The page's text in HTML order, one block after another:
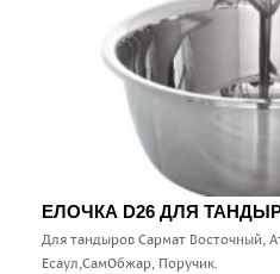
ЕЛОЧКА D26 ДЛЯ
Для тандыров Сармат Восточный,
Есаул,СамОбжар, Поручик.